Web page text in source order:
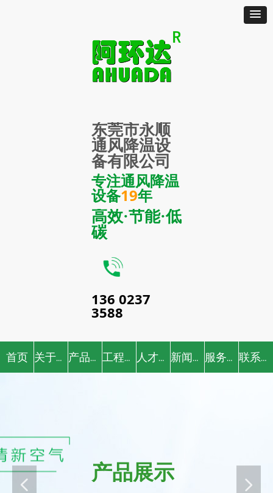
产品展示
넳 넲
东莞市永顺
通风降温设
备有限公司
专注通风降温
设备19年
136 0237
3588
高效·节能·低
碳
首页 关于我们 产品中心 工程案例 人才招聘 新闻中心 服务中心 联系我们